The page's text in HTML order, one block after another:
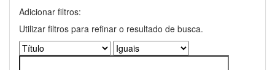
Adicionar filtros:
Utilizar filtros para refinar o resultado de busca.